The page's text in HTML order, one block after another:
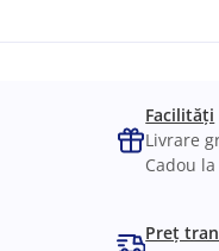
Facilități
Livrare
Cadou
Preț